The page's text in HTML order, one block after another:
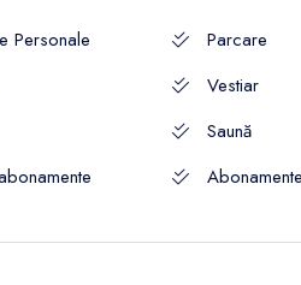
Personale Parcare
Vestiar
Saună